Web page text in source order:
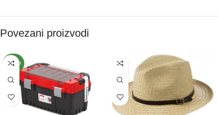
Povezani proizvodi
NOVO